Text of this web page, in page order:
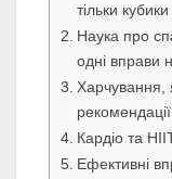
тільки кубики
Наука про
одні вправи
Харчування,
рекомендації
Кардіо та
Ефективні